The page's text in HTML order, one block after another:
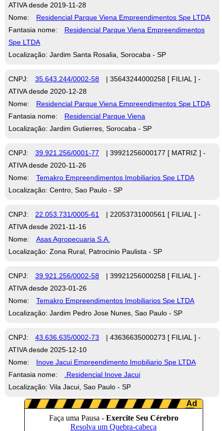
ATIVA desde 2019-11-28
Nome:
Residencial Parque Viena Empreendimentos Spe LTDA
Fantasia nome:
Residencial Parque Viena Empreendimentos
Spe LTDA
Localização: Jardim Santa Rosalia, Sorocaba - SP
CNPJ: 35.643.244/0002-58
| 35643244000258 [ FILIAL ] -
ATIVA desde 2020-12-28
Nome:
Residencial Parque Viena Empreendimentos Spe LTDA
Fantasia nome:
Residencial Parque Viena
Localização: Jardim Gutierres, Sorocaba - SP
CNPJ: 39.921.256/0001-77
| 39921256000177 [ MATRIZ ] -
ATIVA desde 2020-11-26
Nome:
Temakro Empreendimentos Imobiliarios Spe LTDA
Localização: Centro, Sao Paulo - SP
CNPJ: 22.053.731/0005-61
| 22053731000561 [ FILIAL ] -
ATIVA desde 2021-11-16
Nome:
Asas Agropecuaria S.A.
Localização: Zona Rural, Patrocinio Paulista - SP
CNPJ: 39.921.256/0002-58
| 39921256000258 [ FILIAL ] -
ATIVA desde 2023-01-26
Nome:
Temakro Empreendimentos Imobiliarios Spe LTDA
Localização: Jardim Pedro Jose Nunes, Sao Paulo - SP
CNPJ: 43.636.635/0002-73
| 43636635000273 [ FILIAL ] -
ATIVA desde 2025-12-10
Nome:
Inove Jacui Empreendimento Imobiliario Spe LTDA
Fantasia nome:
.Residencial Inove Jacui
Localização: Vila Jacui, Sao Paulo - SP